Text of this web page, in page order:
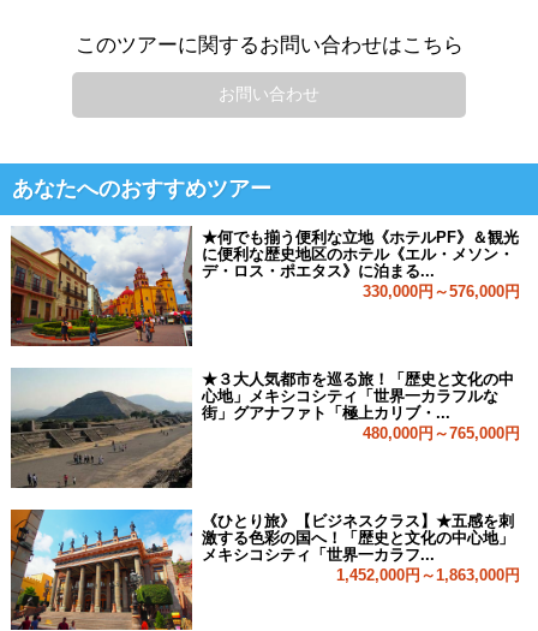
このツアーに関するお問い合わせはこちら
お問い合わせ
あなたへのおすすめツアー
★何でも揃う便利な立地《ホテルPF》＆観光
に便利な歴史地区のホテル《エル・メソン・
デ・ロス・ポエタス》に泊まる...
330,000円～576,000円
★３大人気都市を巡る旅！「歴史と文化の中
心地」メキシコシティ「世界一カラフルな
街」グアナファト「極上カリブ・...
480,000円～765,000円
《ひとり旅》【ビジネスクラス】★五感を刺
激する色彩の国へ！「歴史と文化の中心地」
メキシコシティ「世界一カラフ...
1,452,000円～1,863,000円